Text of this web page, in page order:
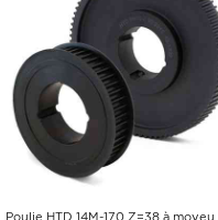
Poulie HTD 14M-170 Z=38 à moyeu